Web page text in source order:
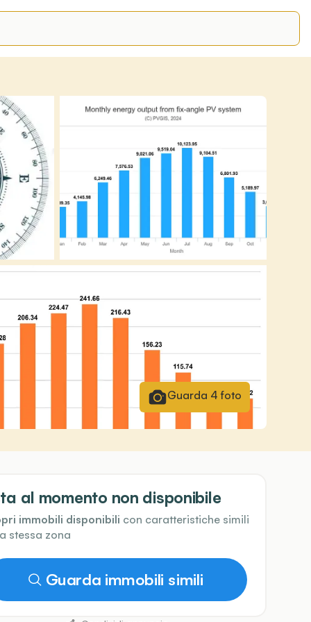
Guarda 4 foto
al momento non disponibile
immobili disponibili con caratteristiche simili
stessa zona
Guarda immobili simili